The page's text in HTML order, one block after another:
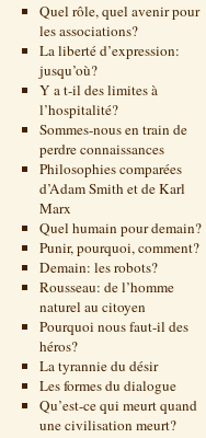
Quel rôle, quel avenir pour
les associations?
La liberté d’expression:
jusqu’où?
Y a t-il des limites à
l’hospitalité?
Sommes-nous en train de
perdre connaissances
Philosophies comparées
d’Adam Smith et de Karl
Marx
Quel humain pour demain?
Punir, pourquoi, comment?
Demain: les robots?
Rousseau: de l’homme
naturel au citoyen
Pourquoi nous faut-il des
héros?
La tyrannie du désir
Les formes du dialogue
Qu’est-ce qui meurt quand
une civilisation meurt?